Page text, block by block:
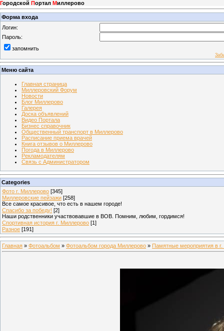
Городской Портал Миллерово
Форма входа
Логин:
Пароль:
запомнить
Меню сайта
Главная страница
Миллеровский Форум
Новости
Блог Миллерово
Галерея
Доска объявлений
Видео Портала
Бизнес справочник
Общественный транспорт в Миллерово
Расписание приема врачей
Книга отзывов о Миллерово
Погода в Миллерово
Рекламодателям
Связь с Администратором
Categories
Фото г. Миллерово [345]
Миллеровские пейзажи [258]
Все самое красивое, что есть в нашем городе!
Спасибо за победу! [2]
Наши родственники участвовавшие в ВОВ. Помним, любим, гордимся!
Спортивная история г. Миллерово [1]
Разное [191]
Главная » Фотоальбом » Фотоальбом города Миллерово » Памятные мероприятия в